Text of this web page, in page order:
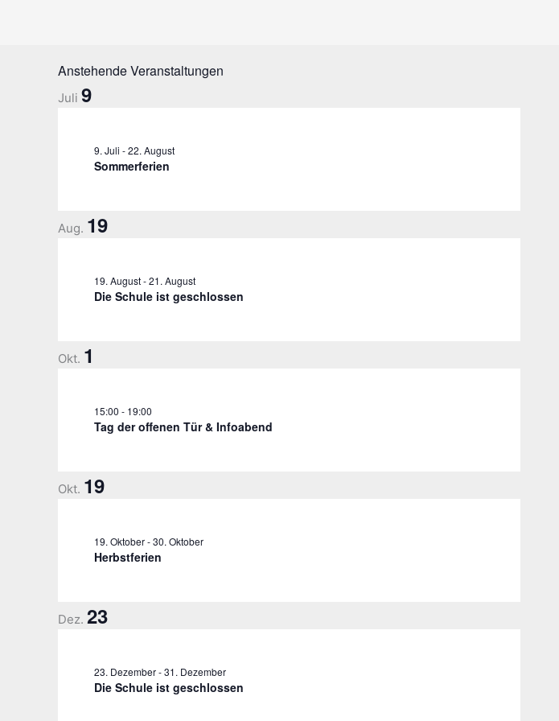
g
v
i
n
Anstehende Veranstaltungen
Juli 9
9. Juli -22. August
Sommerferien
Aug. 19
19. August-21. August
Die Schule ist geschlossen
Okt. 1
15:00 - 19:00
Tag der offenen Tür & Infoabend
Okt. 19
19. Oktober-30. Oktober
Herbstferien
Dez. 23
23. Dezember-31. Dezember
Die Schule ist geschlossen